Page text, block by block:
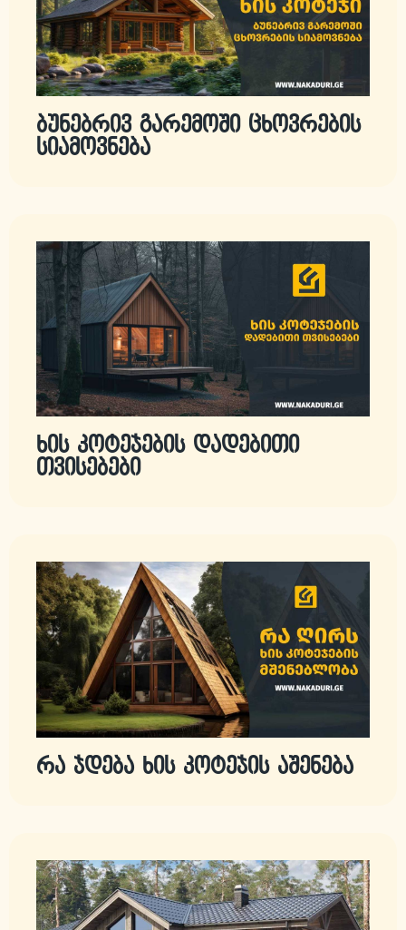
ბუნებრივ გარემოში ცხოვრების
სიამოვნება
ხის კოტეჯების დადებითი
თვისებები
რა ჯდება ხის კოტეჯის აშენება